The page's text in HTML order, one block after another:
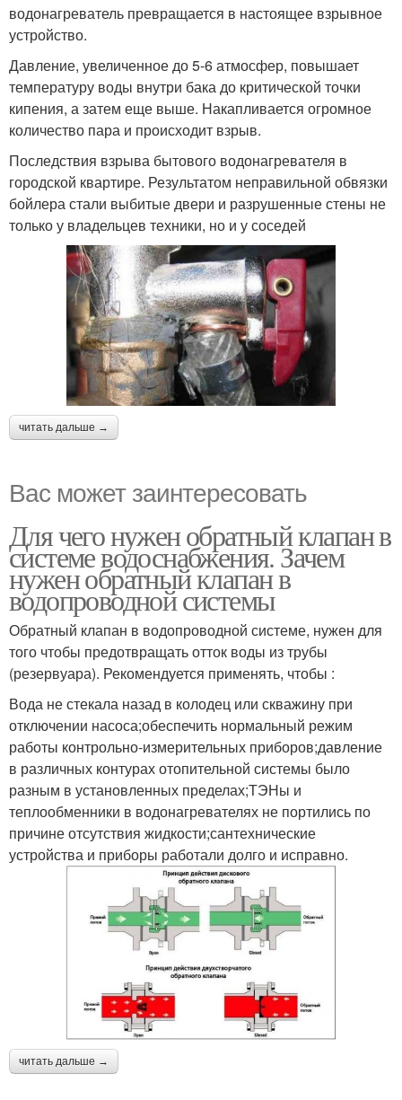
водонагреватель превращается в настоящее взрывное
устройство.
Давление, увеличенное до 5-6 атмосфер, повышает
температуру воды внутри бака до критической точки
кипения, а затем еще выше. Накапливается огромное
количество пара и происходит взрыв.
Последствия взрыва бытового водонагревателя в
городской квартире. Результатом неправильной обвязки
бойлера стали выбитые двери и разрушенные стены не
только у владельцев техники, но и у соседей
читать дальше →
Вас может заинтересовать
Для чего нужен обратный клапан в
системе водоснабжения. Зачем
нужен обратный клапан в
водопроводной системы
Обратный клапан в водопроводной системе, нужен для
того чтобы предотвращать отток воды из трубы
(резервуара). Рекомендуется применять, чтобы :
Вода не стекала назад в колодец или скважину при
отключении насоса;обеспечить нормальный режим
работы контрольно-измерительных приборов;давление
в различных контурах отопительной системы было
разным в установленных пределах;ТЭНы и
теплообменники в водонагревателях не портились по
причине отсутствия жидкости;сантехнические
устройства и приборы работали долго и исправно.
читать дальше →